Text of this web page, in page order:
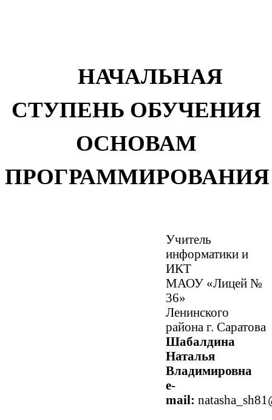
НАЧАЛЬНАЯ
СТУПЕНЬ ОБУЧЕНИЯ
ОСНОВАМ
ПРОГРАММИРОВАНИЯ
Учитель
информатики и
ИКТ
МАОУ «Лицей №
36»
Ленинского
района г. Саратова
Шабалдина
Наталья
Владимировна
e-
mail: